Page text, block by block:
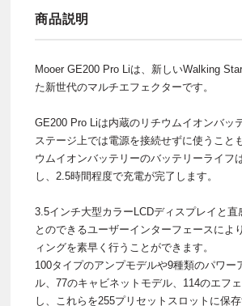
商品説明
Mooer GE200 Pro Liは、新しいWalking
た新世代のマルチエフェクターです。
GE200 Pro Liは内蔵のリチウムイオンバッ
ステージ上では電源を接続せずに使うこと
ウムイオンバッテリーのバッテリーライフ
し、2.5時間程度で充電が完了します。
3.5インチ大型カラーLCDディスプレイと直
とのできるユーザーインターフェースによ
ィングを素早く行うことができます。
100タイプのアンプモデルや9種類のパワー
ル、77のキャビネットモデル、114のエフ
し、これらを255プリセットスロットに保